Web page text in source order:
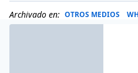
Archivado en: OTROS MEDIOS